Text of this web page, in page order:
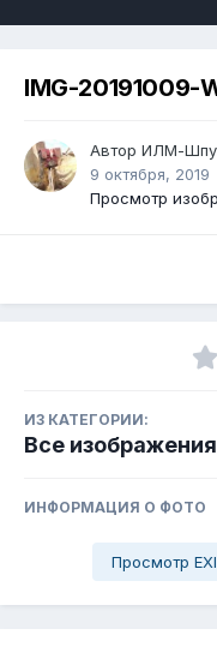
IMG-20191009-
Автор ИЛМ-
9 октября, 2019
Просмотр
ИЗ КАТЕГОРИИ:
Все изображения
ИНФОРМАЦИЯ О ФОТО
Просмотр